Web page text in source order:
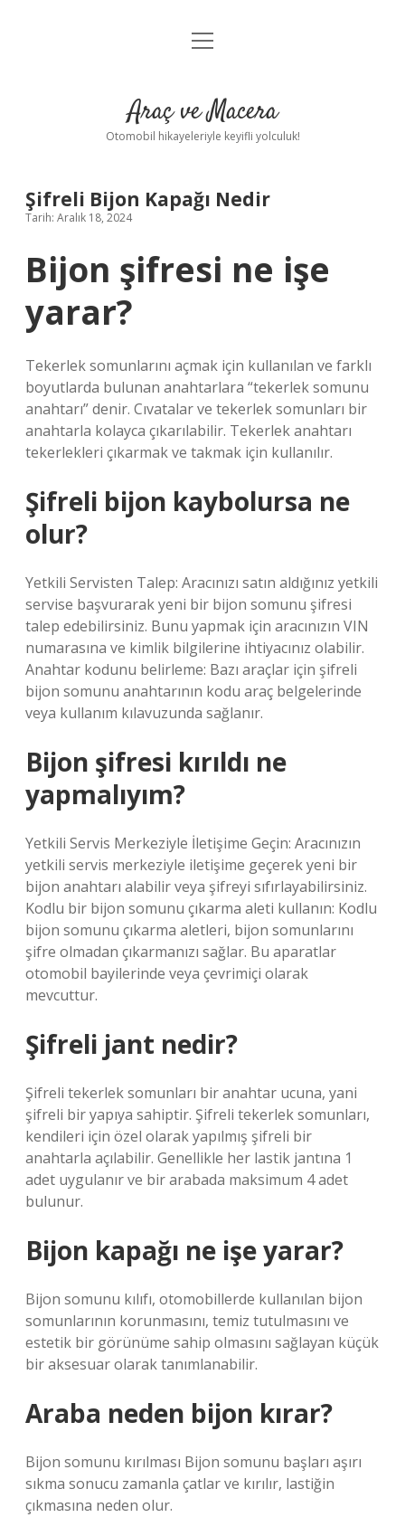
Anasayfa
Yasal Uyarı
menüyü
Araç ve Macera
Otomobil hikayeleriyle keyifli yolculuk!
Şifreli Bijon Kapağı Nedir
Tarih: Aralık 18, 2024
Bijon şifresi ne işe
yarar?
Tekerlek somunlarını açmak için kullanılan ve farklı
boyutlarda bulunan anahtarlara “tekerlek somunu
anahtarı” denir. Cıvatalar ve tekerlek somunları bir
anahtarla kolayca çıkarılabilir. Tekerlek anahtarı
tekerlekleri çıkarmak ve takmak için kullanılır.
Şifreli bijon kaybolursa ne
olur?
Yetkili Servisten Talep: Aracınızı satın aldığınız yetkili
servise başvurarak yeni bir bijon somunu şifresi
talep edebilirsiniz. Bunu yapmak için aracınızın VIN
numarasına ve kimlik bilgilerine ihtiyacınız olabilir.
Anahtar kodunu belirleme: Bazı araçlar için şifreli
bijon somunu anahtarının kodu araç belgelerinde
veya kullanım kılavuzunda sağlanır.
Bijon şifresi kırıldı ne
yapmalıyım?
Yetkili Servis Merkeziyle İletişime Geçin: Aracınızın
yetkili servis merkeziyle iletişime geçerek yeni bir
bijon anahtarı alabilir veya şifreyi sıfırlayabilirsiniz.
Kodlu bir bijon somunu çıkarma aleti kullanın: Kodlu
bijon somunu çıkarma aletleri, bijon somunlarını
şifre olmadan çıkarmanızı sağlar. Bu aparatlar
otomobil bayilerinde veya çevrimiçi olarak
mevcuttur.
Şifreli jant nedir?
Şifreli tekerlek somunları bir anahtar ucuna, yani
şifreli bir yapıya sahiptir. Şifreli tekerlek somunları,
kendileri için özel olarak yapılmış şifreli bir
anahtarla açılabilir. Genellikle her lastik jantına 1
adet uygulanır ve bir arabada maksimum 4 adet
bulunur.
Bijon kapağı ne işe yarar?
Bijon somunu kılıfı, otomobillerde kullanılan bijon
somunlarının korunmasını, temiz tutulmasını ve
estetik bir görünüme sahip olmasını sağlayan küçük
bir aksesuar olarak tanımlanabilir.
Araba neden bijon kırar?
Bijon somunu kırılması Bijon somunu başları aşırı
sıkma sonucu zamanla çatlar ve kırılır, lastiğin
çıkmasına neden olur.